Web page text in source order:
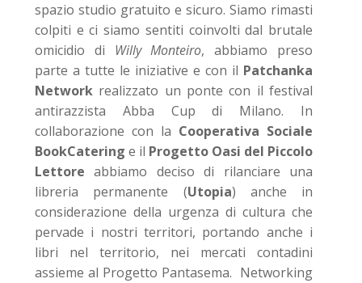
spazio studio gratuito e sicuro. Siamo rimasti
colpiti e ci siamo sentiti coinvolti dal brutale
omicidio di Willy Monteiro, abbiamo preso
parte a tutte le iniziative e con il Patchanka
Network realizzato un ponte con il festival
antirazzista Abba Cup di Milano. In
collaborazione con la Cooperativa Sociale
BookCatering e il Progetto Oasi del Piccolo
Lettore abbiamo deciso di rilanciare una
libreria permanente (Utopia) anche in
considerazione della urgenza di cultura che
pervade i nostri territori, portando anche i
libri nel territorio, nei mercati contadini
assieme al Progetto Pantasema. Networking